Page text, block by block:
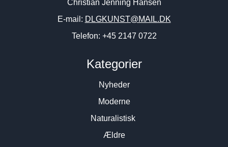
Christian Jenning Hansen
E-mail: DLGKUNST@MAIL.DK
Telefon: +45 2147 0722
Kategorier
Nyheder
Moderne
Naturalistisk
Ældre